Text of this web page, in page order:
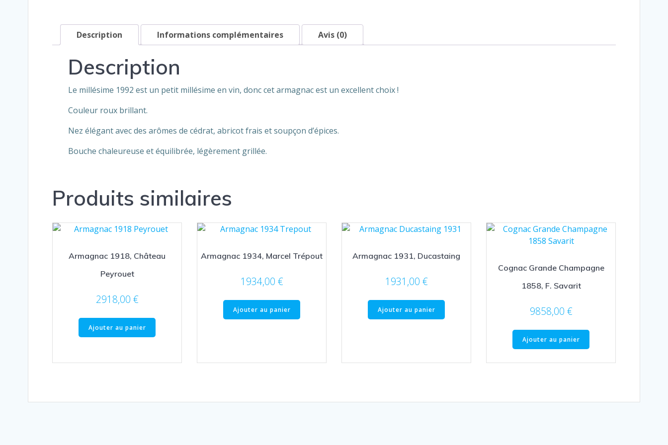
Description Informations complémentaires Avis (0)
Description
Le millésime 1992 est un petit millésime en vin, donc cet armagnac est un excellent choix !
Couleur roux brillant.
Nez élégant avec des arômes de cédrat, abricot frais et soupçon d’épices.
Bouche chaleureuse et équilibrée, légèrement grillée.
Produits similaires
Armagnac 1918, Château
Peyrouet
2918,00 €
Ajouter au panier
Armagnac 1934, Marcel Trépout
1934,00 €
Ajouter au panier
Armagnac 1931, Ducastaing
1931,00 €
Ajouter au panier
Cognac Grande Champagne
1858, F. Savarit
9858,00 €
Ajouter au panier